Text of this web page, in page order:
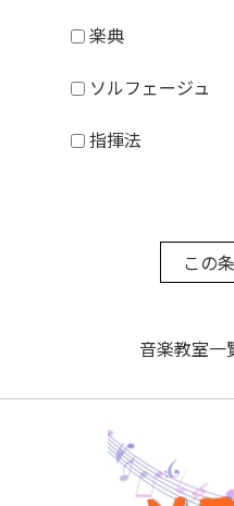
楽典
ソルフェージュ
指揮法
音楽教室一